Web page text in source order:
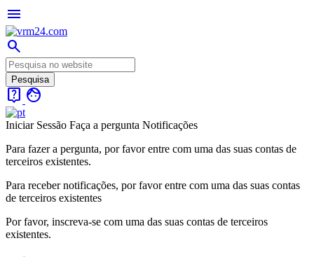
menu
search
live_help face
Iniciar Sessão Faça a pergunta Notificações
Para fazer a pergunta, por favor entre com uma das suas contas de
terceiros existentes.
Para receber notificações, por favor entre com uma das suas contas
de terceiros existentes
Por favor, inscreva-se com uma das suas contas de terceiros
existentes.